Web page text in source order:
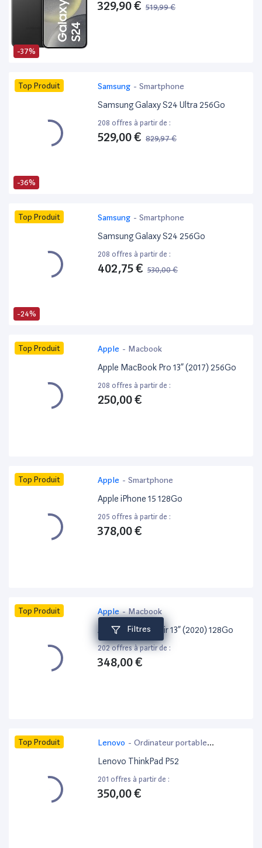
Filtres
-37%
329,90 € 519,99 €
-36%
Top Produit Samsung - Smartphone
Samsung Galaxy S24 Ultra 256Go
208 offres à partir de :
529,00 € 829,97 €
-24%
Top Produit Samsung - Smartphone
Samsung Galaxy S24 256Go
208 offres à partir de :
402,75 € 530,00 €
Top Produit Apple - Macbook
Apple MacBook Pro 13” (2017) 256Go
208 offres à partir de :
250,00 €
Top Produit Apple - Smartphone
Apple iPhone 15 128Go
205 offres à partir de :
378,00 €
Top Produit Apple- Macbook
Apple MacBook Air 13” (2020) 128Go
202 offres à partir de :
348,00 €
Top Produit Lenovo - Ordinateur portable
bureautique
Lenovo ThinkPad P52
201 offres à partir de :
350,00 €